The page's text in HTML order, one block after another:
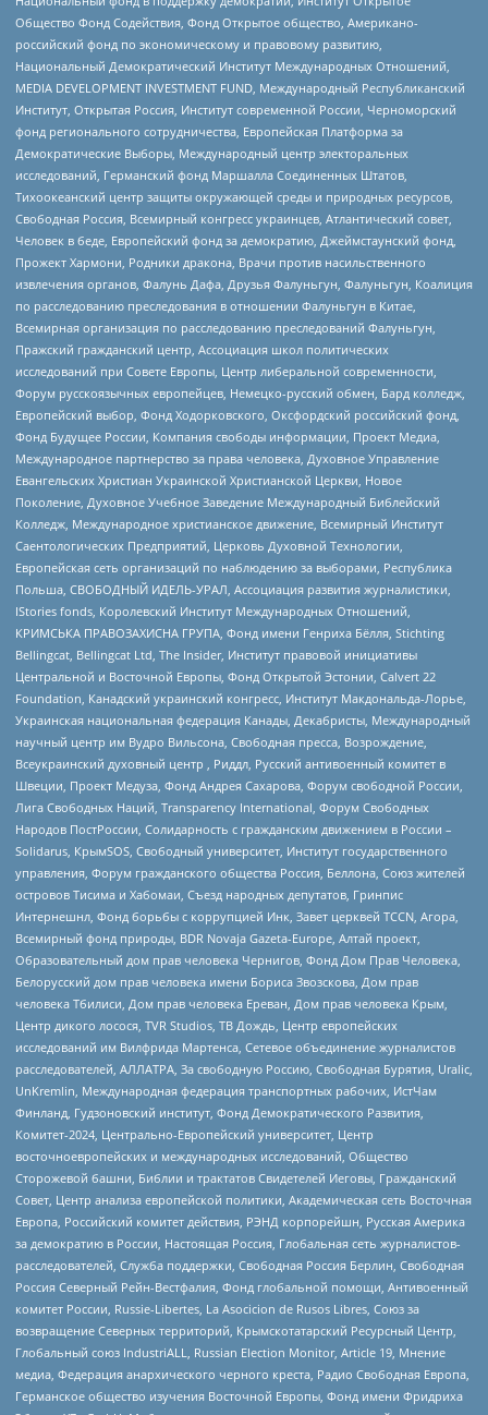
Общество Фонд Содействия, Фонд Открытое общество, Американо-
российский фонд по экономическому и правовому развитию,
Национальный Демократический Институт Международных Отношений,
MEDIA DEVELOPMENT INVESTMENT FUND, Международный Республиканский
Институт, Открытая Россия, Институт современной России, Черноморский
фонд регионального сотрудничества, Европейская Платформа за
Демократические Выборы, Международный центр электоральных
исследований, Германский фонд Маршалла Соединенных Штатов,
Тихоокеанский центр защиты окружающей среды и природных ресурсов,
Свободная Россия, Всемирный конгресс украинцев, Атлантический совет,
Человек в беде, Европейский фонд за демократию, Джеймстаунский фонд,
Прожект Хармони, Родники дракона, Врачи против насильственного
извлечения органов, Фалунь Дафа, Друзья Фалуньгун, Фалуньгун, Коалиция
по расследованию преследования в отношении Фалуньгун в Китае,
Всемирная организация по расследованию преследований Фалуньгун,
Пражский гражданский центр, Ассоциация школ политических
исследований при Совете Европы, Центр либеральной современности,
Форум русскоязычных европейцев, Немецко-русский обмен, Бард колледж,
Европейский выбор, Фонд Ходорковского, Оксфордский российский фонд,
Фонд Будущее России, Компания свободы информации, Проект Медиа,
Международное партнерство за права человека, Духовное Управление
Евангельских Христиан Украинской Христианской Церкви, Новое
Поколение, Духовное Учебное Заведение Международный Библейский
Колледж, Международное христианское движение, Всемирный Институт
Саентологических Предприятий, Церковь Духовной Технологии,
Европейская сеть организаций по наблюдению за выборами, Республика
Польша, СВОБОДНЫЙ ИДЕЛЬ-УРАЛ, Ассоциация развития журналистики,
IStories fonds, Королевский Институт Международных Отношений,
КРИМСЬКА ПРАВОЗАХИСНА ГРУПА, Фонд имени Генриха Бёлля, Stichting
Bellingcat, Bellingcat Ltd, The Insider, Институт правовой инициативы
Центральной и Восточной Европы, Фонд Открытой Эстонии, Calvert 22
Foundation, Канадский украинский конгресс, Институт Макдональда-Лорье,
Украинская национальная федерация Канады, Декабристы, Международный
научный центр им Вудро Вильсона, Свободная пресса, Возрождение,
Всеукраинский духовный центр , Риддл, Русский антивоенный комитет в
Швеции, Проект Медуза, Фонд Андрея Сахарова, Форум свободной России,
Лига Свободных Наций, Transparеncy International, Форум Свободных
Народов ПостРоссии, Солидарность с гражданским движением в России –
Solidarus, КрымSOS, Свободный университет, Институт государственного
управления, Форум гражданского общества Россия, Беллона, Союз жителей
островов Тисима и Хабомаи, Съезд народных депутатов, Гринпис
Интернешнл, Фонд борьбы с коррупцией Инк, Завет церквей TCCN, Агора,
Всемирный фонд природы, BDR Novaja Gazeta-Europe, Алтай проект,
Образовательный дом прав человека Чернигов, Фонд Дом Прав Человека,
Белорусский дом прав человека имени Бориса Звозскова, Дом прав
человека Тбилиси, Дом прав человека Ереван, Дом прав человека Крым,
Центр дикого лосося, TVR Studios, ТВ Дождь, Центр европейских
исследований им Вилфрида Мартенса, Сетевое объединение журналистов
расследователей, АЛЛАТРА, За свободную Россию, Свободная Бурятия, Uralic,
UnKremlin, Международная федерация транспортных рабочих, ИстЧам
Финланд, Гудзоновский институт, Фонд Демократического Развития,
Комитет-2024, Центрально-Европейский университет, Центр
восточноевропейских и международных исследований, Общество
Сторожевой башни, Библии и трактатов Свидетелей Иеговы, Гражданский
Совет, Центр анализа европейской политики, Академическая сеть Восточная
Европа, Российский комитет действия, РЭНД корпорейшн, Русская Америка
за демократию в России, Настоящая Россия, Глобальная сеть журналистов-
расследователей, Служба поддержки, Свободная Россия Берлин, Свободная
Россия Северный Рейн-Вестфалия, Фонд глобальной помощи, Антивоенный
комитет России, Russie-Libertes, La Asocicion de Rusos Libres, Союз за
возвращение Северных территорий, Крымскотатарский Ресурсный Центр,
Глобальный союз IndustriALL, Russian Election Monitor, Article 19, Мнение
медиа, Федерация анархического черного креста, Радио Свободная Европа,
Германское общество изучения Восточной Европы, Фонд имени Фридриха